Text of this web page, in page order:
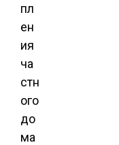
пл
ен
ия
ча
стн
ого
до
ма